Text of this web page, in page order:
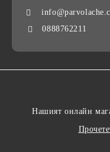
0888762211
Нашият онлайн